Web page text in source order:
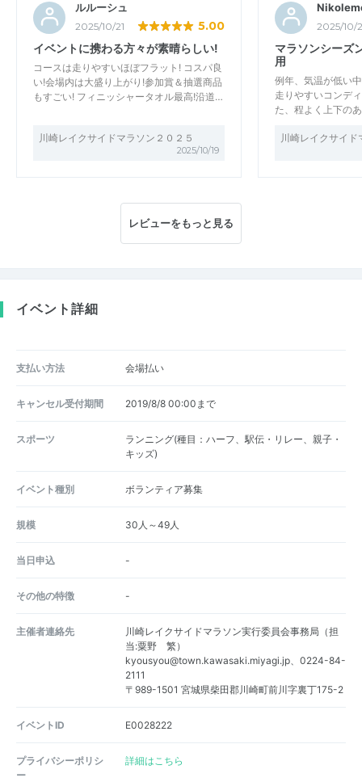
ルルーシュ
2025/10/21 5.00
イベントに携わる方々が素晴らしい!
コースは走りやすいほぼフラット! コスパ良
い!会場内は大盛り上がり!参加賞＆抽選商品
もすごい! フィニッシャータオル最高!沿道…
川崎レイクサイドマラソン２０２５
2025/10/19
2025/10/
マラソンシーズ
用
例年、気温が低い
走りやすいコンデ
た、程よく上下の
川崎レイクサイ
レビューをもっと見る
イベント詳細
支払い方法 会場払い
キャンセル受付期間 2019/8/8 00:00まで
スポーツ
ランニング(種目：ハーフ、駅伝・リレー、親子・
キッズ)
イベント種別 ボランティア募集
規模 30人～49人
当日申込 -
その他の特徴 -
主催者連絡先
川崎レイクサイドマラソン実行委員会事務局（担
当:粟野 繁）
kyousyou@town.kawasaki.miyagi.jp、0224-84-
2111
〒989-1501 宮城県柴田郡川崎町前川字裏丁175-2
イベントID E0028222
プライバシーポリシ
ー
詳細はこちら